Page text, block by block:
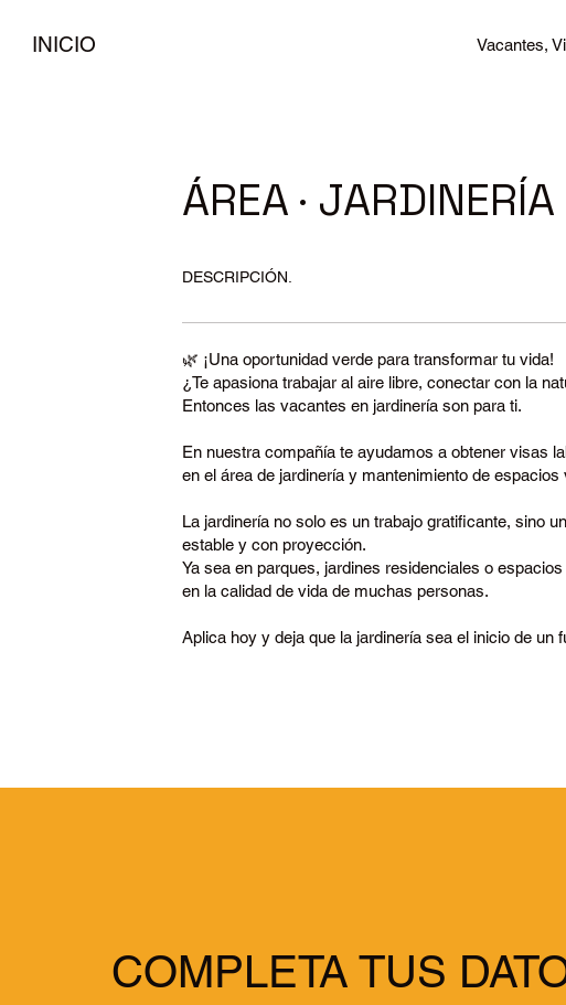
INICIO Vacantes,
ÁREA · JARDINERÍA
DESCRIPCIÓN.
🌿 ¡Una oportunidad verde para transformar tu vida!
¿Te apasiona trabajar al aire libre, conectar con la
Entonces las vacantes en jardinería son para ti.
En nuestra compañía te ayudamos a obtener visas
en el área de jardinería y mantenimiento de espacios
La jardinería no solo es un trabajo gratificante, sino
estable y con proyección.
Ya sea en parques, jardines residenciales o
en la calidad de vida de muchas personas.
Aplica hoy y deja que la jardinería sea el inicio de un
COMPLETA TUS